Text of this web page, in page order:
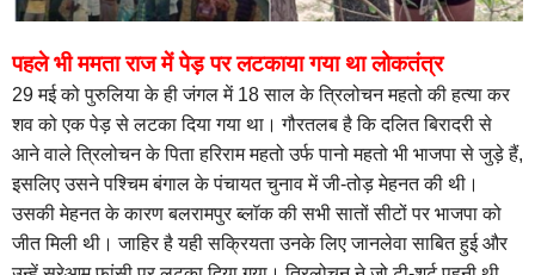
पहले भी ममता राज में पेड़ पर लटकाया गया था लोकतंत्र
29 मई को पुरुलिया के ही जंगल में 18 साल के त्रिलोचन महतो की हत्या कर
शव को एक पेड़ से लटका दिया गया था। गौरतलब है कि दलित बिरादरी से
आने वाले त्रिलोचन के पिता हरिराम महतो उर्फ पानो महतो भी भाजपा से जुड़े हैं,
इसलिए उसने पश्चिम बंगाल के पंचायत चुनाव में जी-तोड़ मेहनत की थी।
उसकी मेहनत के कारण बलरामपुर ब्लॉक की सभी सातों सीटों पर भाजपा को
जीत मिली थी। जाहिर है यही सक्रियता उनके लिए जानलेवा साबित हुई और